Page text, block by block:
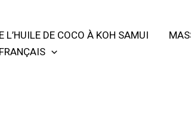
L’HUILE DE COCO À KOH SAMUI
FRANÇAIS